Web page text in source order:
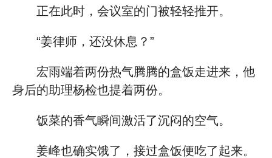
正在此时，会议室的门被轻轻推开。
“姜律师，还没休息？”
宏雨端着两份热气腾腾的盒饭走进来，他
身后的助理杨检也提着两份。
饭菜的香气瞬间激活了沉闷的空气。
姜峰也确实饿了，接过盒饭便吃了起来。